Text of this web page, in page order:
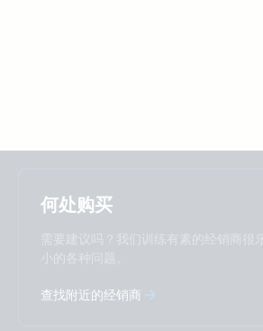
中國人
Change language
Čeština
Español
Stay up to date
何处购买
需要建议吗？我们训练有素的经销商很
小的各种问题。
查找附近的经销商